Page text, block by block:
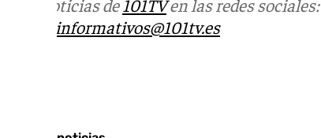
Más noticias de101TVen las redes sociales:
informativos@101tv.es